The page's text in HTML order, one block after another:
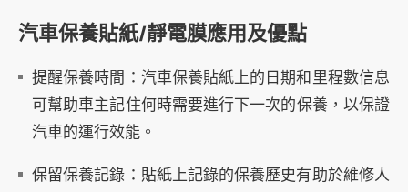
汽車保養貼紙/靜電膜應用及優點
提醒保養時間：汽車保養貼紙上的日期和里程數信息
可幫助車主記住何時需要進行下一次的保養，以保證
汽車的運行效能。
保留保養記錄：貼紙上記錄的保養歷史有助於維修人